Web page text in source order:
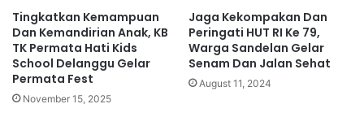
Tingkatkan Kemampuan
Dan Kemandirian Anak, KB
TK Permata Hati Kids
School Delanggu Gelar
Permata Fest
November 15, 2025
Jaga Kekompakan Dan
Peringati HUT RI Ke 79,
Warga Sandelan Gelar
Senam Dan Jalan Sehat
August 11, 2024